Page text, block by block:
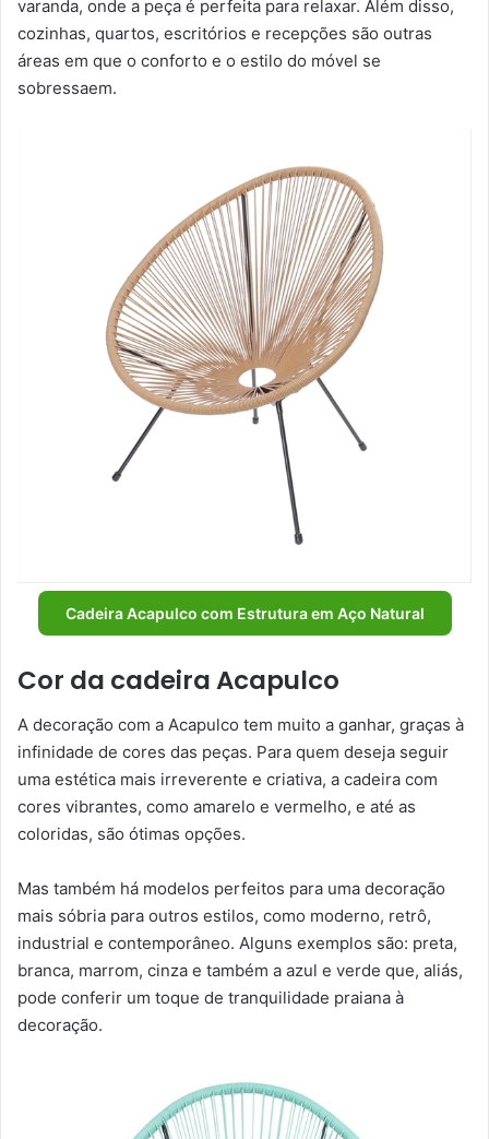
varanda, onde a peça é perfeita para relaxar. Além disso,
cozinhas, quartos, escritórios e recepções são outras
áreas em que o conforto e o estilo do móvel se
sobressaem.
Cadeira Acapulco com Estrutura em Aço Natural
Cor da cadeira Acapulco
A decoração com a Acapulco tem muito a ganhar, graças à
infinidade de cores das peças. Para quem deseja seguir
uma estética mais irreverente e criativa, a cadeira com
cores vibrantes, como amarelo e vermelho, e até as
coloridas, são ótimas opções.
Mas também há modelos perfeitos para uma decoração
mais sóbria para outros estilos, como moderno, retrô,
industrial e contemporâneo. Alguns exemplos são: preta,
branca, marrom, cinza e também a azul e verde que, aliás,
pode conferir um toque de tranquilidade praiana à
decoração.